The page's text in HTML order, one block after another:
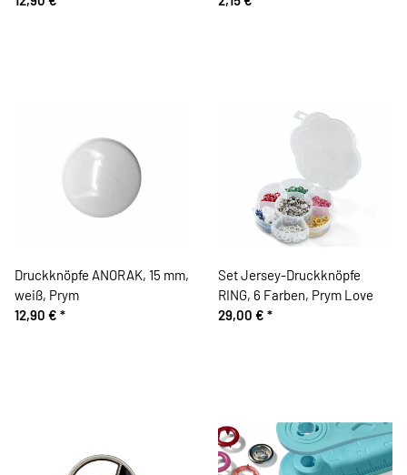
Druckknöpfe ANORAK, 15 mm,
weiß, Prym
12,90 € *
Set Jersey-Druckknöpfe
RING, 6 Farben, Prym Love
29,00 € *